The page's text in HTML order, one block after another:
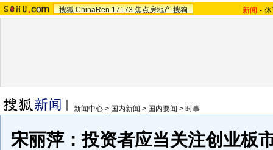
搜狐 ChinaRen 17173 焦点房地产 搜狗 新闻 -
新闻中心 > 国内新闻 > 国内要闻 > 时事
宋丽萍：投资者应当关注创业板